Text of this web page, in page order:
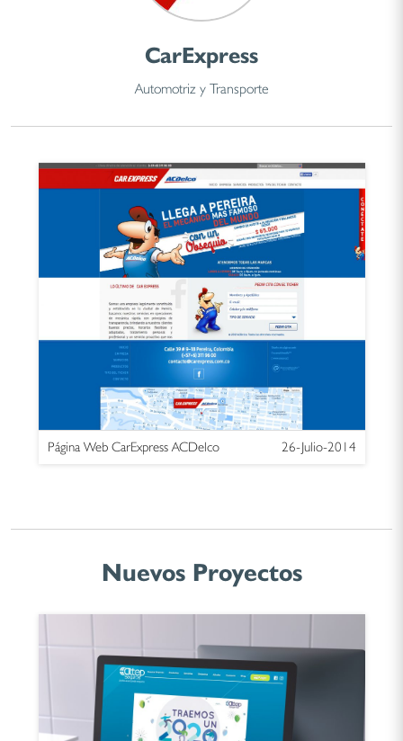
CarExpress
Automotriz y Transporte
Página Web CarExpress ACDelco 26-Julio-2014
Nuevos Proyectos